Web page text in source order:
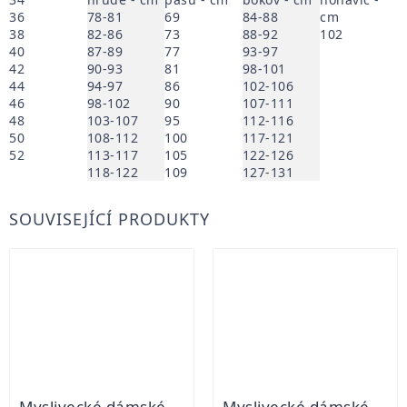
36
38
40
42
44
46
48
50
52
78-81
82-86
87-89
90-93
94-97
98-102
103-107
108-112
113-117
118-122
69
73
77
81
86
90
95
100
105
109
84-88
88-92
93-97
98-101
102-106
107-111
112-116
117-121
122-126
127-131
cm
102
SOUVISEJÍCÍ PRODUKTY